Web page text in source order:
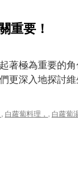
重要！
著極為重要的
更深入地探討
, 白蘿蔔料理， , 白蘿蔔